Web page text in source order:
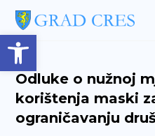
Open toolbar
Odluke o nužnoj
korištenja maski
ograničavanju